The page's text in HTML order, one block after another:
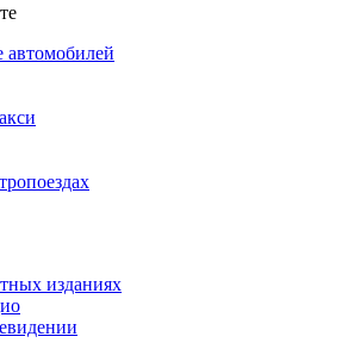
автомобилей
изданиях